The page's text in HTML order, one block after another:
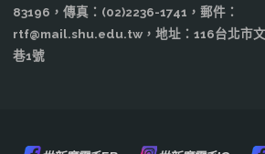
83196，傳真：(02)2236-1741，郵件：
rtf@mail.shu.edu.tw，地址：116台北市文
巷1號